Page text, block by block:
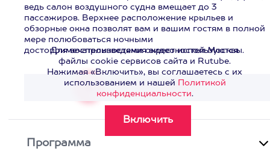
ведь салон воздушного судна вмещает до 3
пассажиров. Верхнее расположение крыльев и
обзорные окна позволят вам и вашим гостям в полной
мере полюбоваться ночными
достопримечательностями окрестностей Москвы.
Смотреть видео>
Для воспроизведения видео используются
файлы cookie сервисов сайта и Rutube.
Нажимая «Включить», вы соглашаетесь с их
использованием и нашей Политикой
конфиденциальности.
Программа